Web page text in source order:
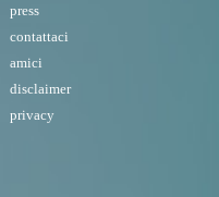
press
contattaci
amici
disclaimer
privacy